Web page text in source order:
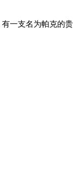
一支名为帕克的